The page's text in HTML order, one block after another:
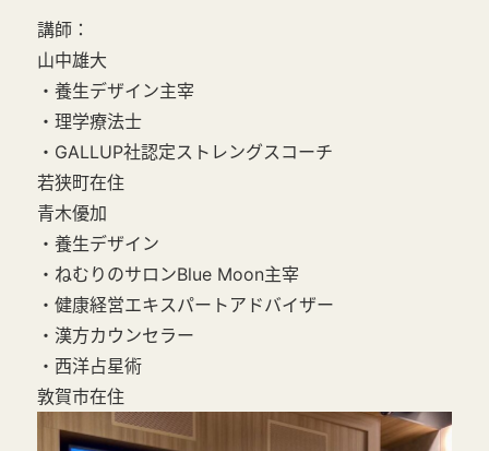
講師：
山中雄大
・養生デザイン主宰
・理学療法士
・GALLUP社認定ストレングスコーチ
若狭町在住
青木優加
・養生デザイン
・ねむりのサロンBlue Moon主宰
・健康経営エキスパートアドバイザー
・漢方カウンセラー
・西洋占星術
敦賀市在住